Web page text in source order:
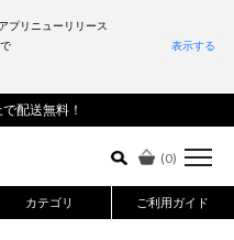
配送無料！
(0)
カテゴリ ご利用ガイド
詳細検索はこちら
プリニューリリース
表示する